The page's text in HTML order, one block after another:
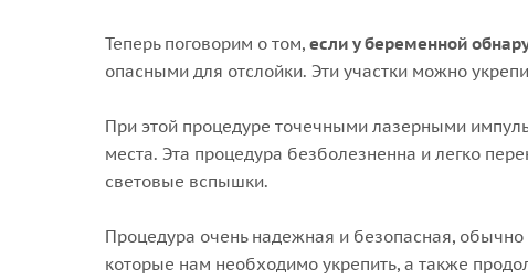
Теперь поговорим о том, если у беременной
опасными для отслойки. Эти участки можно
При этой процедуре точечными лазерными
места. Эта процедура безболезненна и легко
световые вспышки.
Процедура очень надежная и безопасная, обычно
которые нам необходимо укрепить, а также